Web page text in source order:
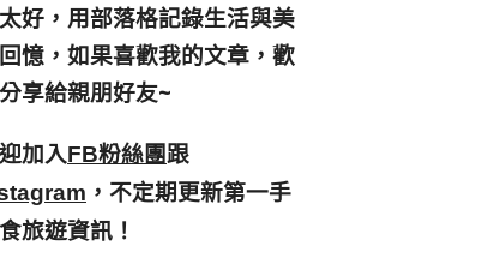
好，用部落格記錄生活與美
憶， 如果喜歡我的文章，歡
享給親朋好友~
加入FB粉絲團跟
，不定期更新第一手
旅遊資訊！